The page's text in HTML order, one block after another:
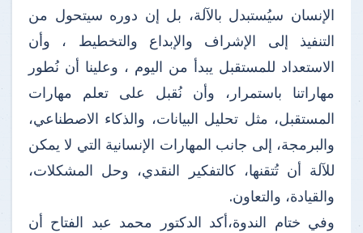
الإنسان سيُستبدل بالآلة، بل إن دوره سيتحول من
التنفيذ إلى الإشراف والإبداع والتخطيط ، وأن
الاستعداد للمستقبل يبدأ من اليوم ، وعلينا أن نُطور
مهاراتنا باستمرار، وأن نُقبل على تعلم مهارات
المستقبل، مثل تحليل البيانات، والذكاء الاصطناعي،
والبرمجة، إلى جانب المهارات الإنسانية التي لا يمكن
للآلة أن تُتقنها، كالتفكير النقدي، وحل المشكلات،
والقيادة، والتعاون.
وفي ختام الندوة،أكد الدكتور محمد عبد الفتاح أن